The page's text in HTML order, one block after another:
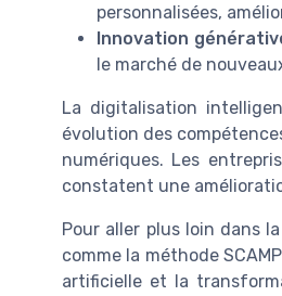
personnalisées,
Innovation
le marché de
La digitalisation
évolution des
numériques. Les
constatent une
Pour aller plus loin dans
comme la méthode
artificielle et la